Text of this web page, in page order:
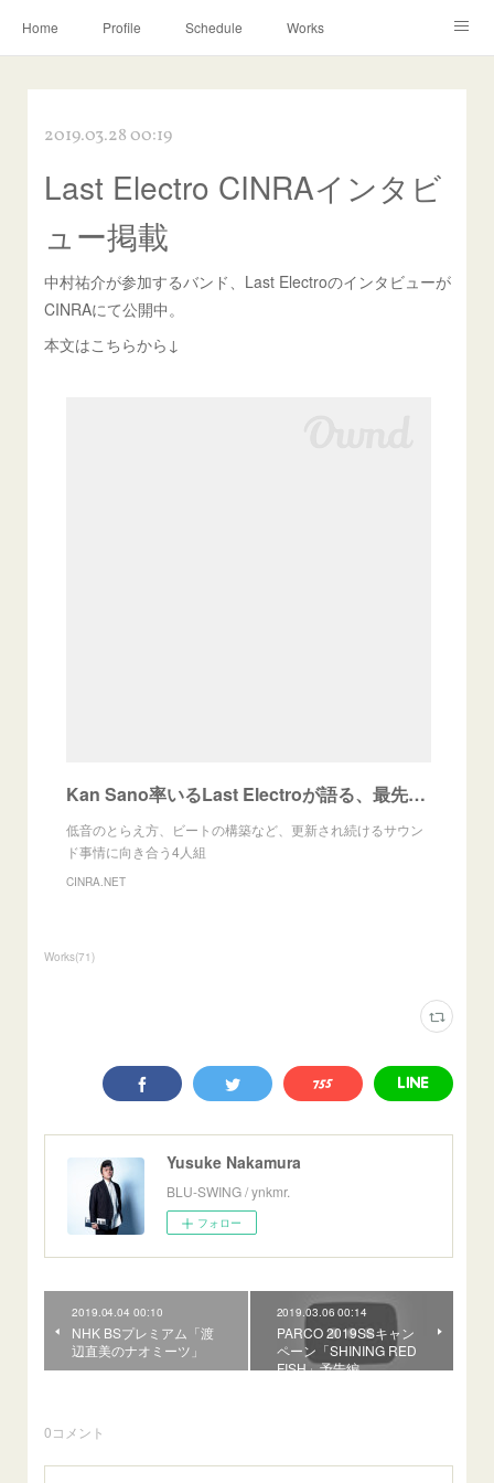
Home Profile Schedule Works
2019.03.28 00:19
Last Electro CINRAインタビ
ュー掲載
中村祐介が参加するバンド、Last Electroのインタビューが
CINRAにて公開中。
本文はこちらから↓
Kan Sano率いるLast Electroが語る、最先端のバンドサウンド
低音のとらえ方、ビートの構築など、更新され続けるサウン
ド事情に向き合う4人組
CINRA.NET
Works(71)
Yusuke Nakamura
BLU-SWING / ynkmr.
フォロー
2019.04.04 00:10
NHK BSプレミアム「渡
辺直美のナオミーツ」
2019.03.06 00:14
PARCO 2019SSキャン
ペーン「SHINING RED
FISH」予告編
0コメント